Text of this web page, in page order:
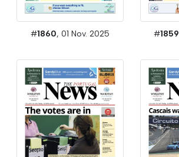
#1860, 01 Nov. 2025 #1859